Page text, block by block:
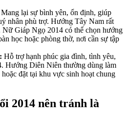
Mang lại sự bình yên, ổn định, giúp
nhân phù trợ. Hướng Tây Nam rất
Nữ Giáp Ngọ 2014 có thể chọn hướng
học hoặc phòng thờ, nơi cần sự tập
Hỗ trợ hạnh phúc gia đình, tình yêu,
Hướng Diên Niên thường dùng làm
đặt tại khu vực sinh hoạt chung
2014 nên tránh là